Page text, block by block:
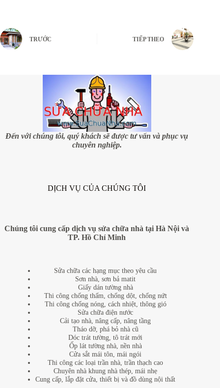
TRƯỚC TIẾP THEO
Đến với chúng tôi, quý khách sẽ được tư vấn và phục vụ
chuyên nghiệp.
DỊCH VỤ CỦA CHÚNG TÔI
Chúng tôi cung cấp dịch vụ sửa chữa nhà tại Hà Nội và
TP. Hồ Chí Minh
Sửa chữa các hạng mục theo yêu cầu
Sơn nhà, sơn bả matit
Giấy dán tường nhà
Thi công chống thấm, chống dột, chống nứt
Thi công chống nóng, cách nhiệt, thông gió
Sửa chữa điện nước
Cải tạo nhà, nâng cấp, nâng tầng
Tháo dỡ, phá bỏ nhà cũ
Dóc trát tường, tô trát mới
Ốp lát tường nhà, nền nhà
Cửa sắt mái tôn, mái ngói
Thi công các loại trần nhà, trần thạch cao
Chuyên nhà khung nhà thép, mái nhẹ
Cung cấp, lắp đặt cửa, thiết bị và đồ dùng nội thất